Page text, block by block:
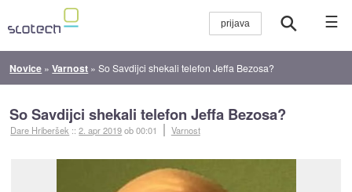
☰
Novice »Varnost »So Savdijci shekali telefon Jeffa Bezosa?
So Savdijci shekali telefon Jeffa Bezosa?
Dare Hriberšek ::2. apr 2019ob 00:01 Varnost